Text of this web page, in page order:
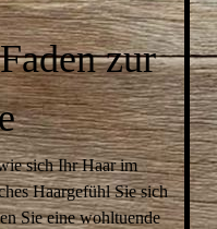
zur
sich Ihr Haar im
Haargefühl Sie sich
Sie eine wohltuende